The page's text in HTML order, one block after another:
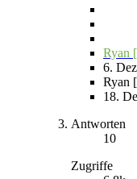
Ryan
6.
Ryan
18.
Antworten
10
Zugriffe